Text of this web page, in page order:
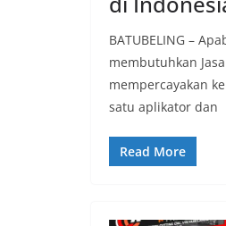
BATUBELING –
membutuhkan
mempercayakan
satu aplikator dan
Read More